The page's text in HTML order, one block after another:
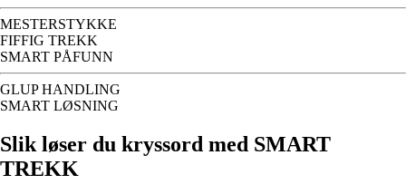
MESTERSTYKKE
FIFFIG TREKK
SMART PÅFUNN
GLUP HANDLING
SMART LØSNING
Slik løser du kryssord med SMART
TREKK